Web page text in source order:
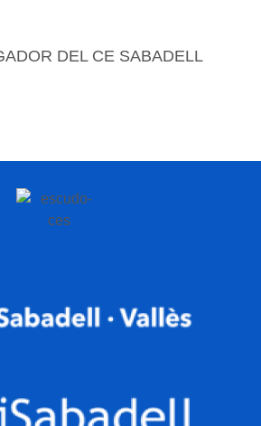
DEL CE SABADELL